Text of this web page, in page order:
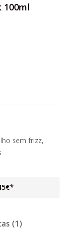
100ml
sem frizz,
(1)